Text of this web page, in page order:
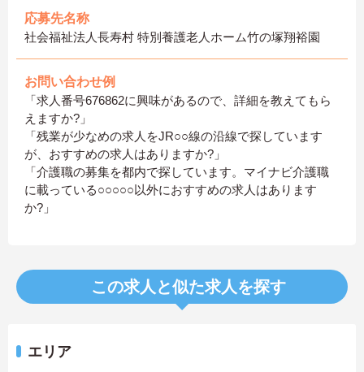
応募先名称
社会福祉法人長寿村 特別養護老人ホーム竹の塚翔裕園
お問い合わせ例
「求人番号676862に興味があるので、詳細を教えてもら
えますか?」
「残業が少なめの求人をJR○○線の沿線で探しています
が、おすすめの求人はありますか?」
「介護職の募集を都内で探しています。マイナビ介護職
に載っている○○○○○以外におすすめの求人はあります
か?」
この求人と似た求人を探す
エリア